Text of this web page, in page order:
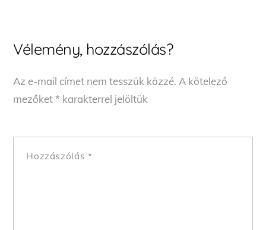
Vélemény, hozzászólás?
Az e-mail címet nem tesszük közzé. A kötelező
mezőket* karakterrel jelöltük
Hozzászólás *